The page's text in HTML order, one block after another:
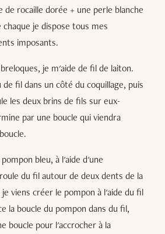
de rocaille dorée + une perle blanche
je dispose tous mes
imposants.
je m'aide de fil de laiton.
fil dans un côté du coquillage, puis
les deux brins de fils sur eux-
par une boucle qui viendra
bleu, à l'aide d'une
du fil autour de deux dents de la
viens créer le pompon à l'aide du fil
la boucle du pompon dans du fil,
boucle pour l'accrocher à la